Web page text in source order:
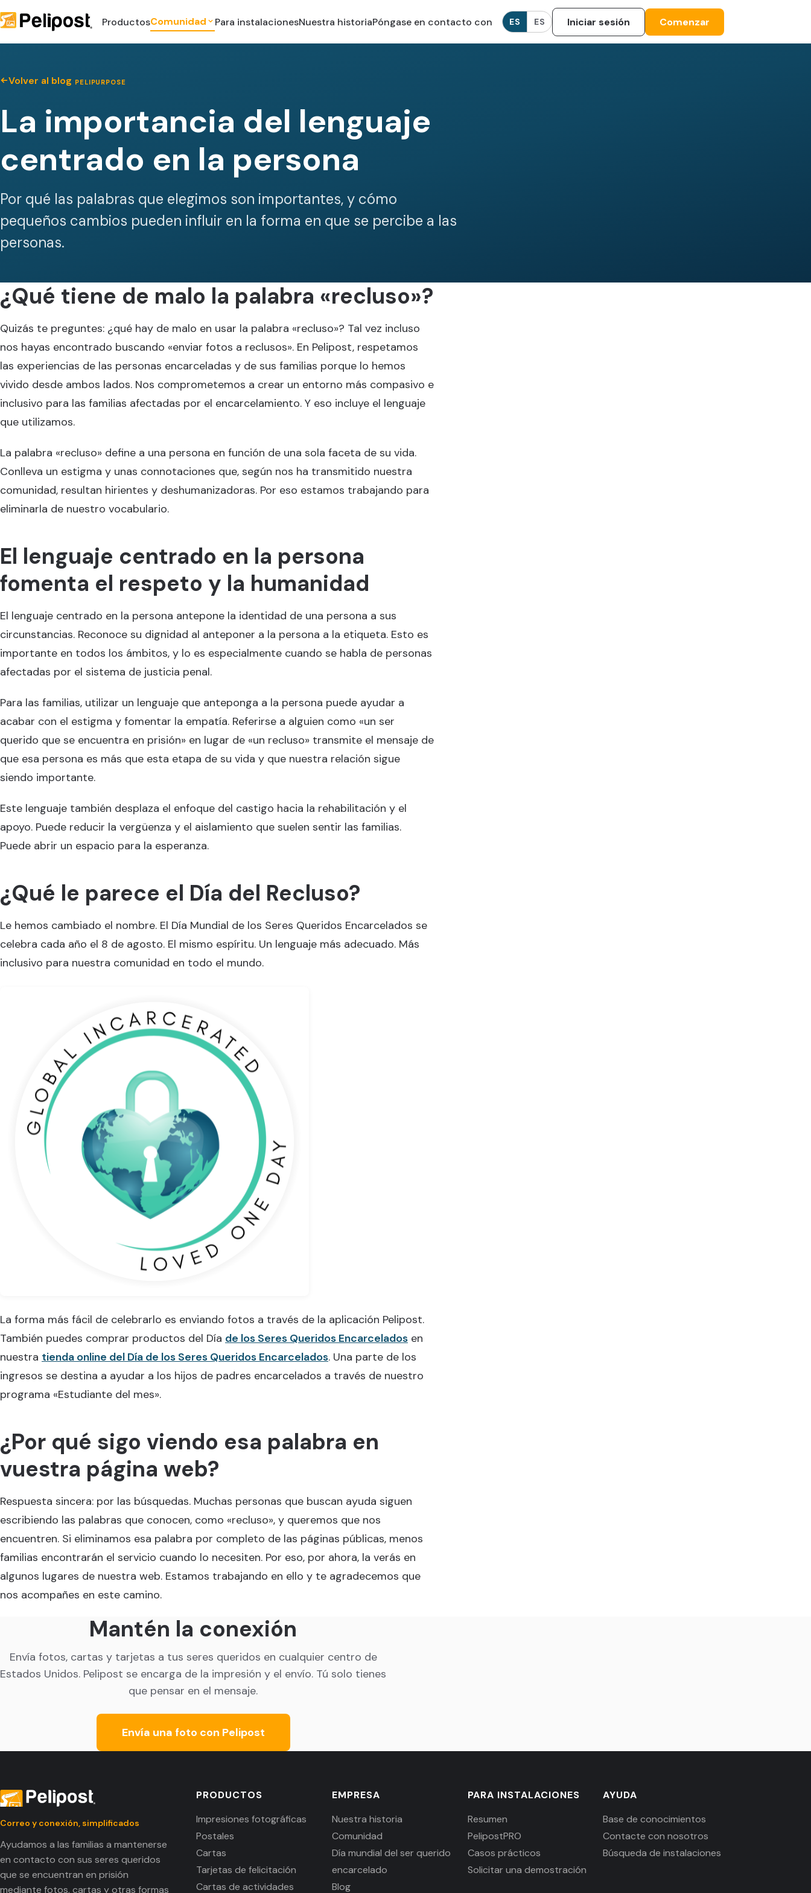
ProductosComunidad Para instalacionesNuestra historiaPóngase en contacto con ES ES Iniciar sesión Comenzar
Volver al blog PELIPURPOSE
La importancia del lenguaje
centrado en la persona
Por qué las palabras que elegimos son importantes, y cómo
pequeños cambios pueden influir en la forma en que se percibe a las
personas.
¿Qué tiene de malo la palabra «recluso»?
Quizás te preguntes: ¿qué hay de malo en usar la palabra «recluso»? Tal vez incluso
nos hayas encontrado buscando «enviar fotos a reclusos». En Pelipost, respetamos
las experiencias de las personas encarceladas y de sus familias porque lo hemos
vivido desde ambos lados. Nos comprometemos a crear un entorno más compasivo e
inclusivo para las familias afectadas por el encarcelamiento. Y eso incluye el lenguaje
que utilizamos.
La palabra «recluso» define a una persona en función de una sola faceta de su vida.
Conlleva un estigma y unas connotaciones que, según nos ha transmitido nuestra
comunidad, resultan hirientes y deshumanizadoras. Por eso estamos trabajando para
eliminarla de nuestro vocabulario.
El lenguaje centrado en la persona
fomenta el respeto y la humanidad
El lenguaje centrado en la persona antepone la identidad de una persona a sus
circunstancias. Reconoce su dignidad al anteponer a la persona a la etiqueta. Esto es
importante en todos los ámbitos, y lo es especialmente cuando se habla de personas
afectadas por el sistema de justicia penal.
Para las familias, utilizar un lenguaje que anteponga a la persona puede ayudar a
acabar con el estigma y fomentar la empatía. Referirse a alguien como «un ser
querido que se encuentra en prisión» en lugar de «un recluso» transmite el mensaje de
que esa persona es más que esta etapa de su vida y que nuestra relación sigue
siendo importante.
Este lenguaje también desplaza el enfoque del castigo hacia la rehabilitación y el
apoyo. Puede reducir la vergüenza y el aislamiento que suelen sentir las familias.
Puede abrir un espacio para la esperanza.
¿Qué le parece el Día del Recluso?
Le hemos cambiado el nombre. El Día Mundial de los Seres Queridos Encarcelados se
celebra cada año el 8 de agosto. El mismo espíritu. Un lenguaje más adecuado. Más
inclusivo para nuestra comunidad en todo el mundo.
La forma más fácil de celebrarlo es enviando fotos a través de la aplicación Pelipost.
También puedes comprar productos del Día de los Seres Queridos Encarcelados en
nuestra tienda online del Día de los Seres Queridos Encarcelados. Una parte de los
ingresos se destina a ayudar a los hijos de padres encarcelados a través de nuestro
programa «Estudiante del mes».
¿Por qué sigo viendo esa palabra en
vuestra página web?
Respuesta sincera: por las búsquedas. Muchas personas que buscan ayuda siguen
escribiendo las palabras que conocen, como «recluso», y queremos que nos
encuentren. Si eliminamos esa palabra por completo de las páginas públicas, menos
familias encontrarán el servicio cuando lo necesiten. Por eso, por ahora, la verás en
algunos lugares de nuestra web. Estamos trabajando en ello y te agradecemos que
nos acompañes en este camino.
Mantén la conexión
Envía fotos, cartas y tarjetas a tus seres queridos en cualquier centro de
Estados Unidos. Pelipost se encarga de la impresión y el envío. Tú solo tienes
que pensar en el mensaje.
Envía una foto con Pelipost
Correo y conexión, simplificados
Ayudamos a las familias a mantenerse
en contacto con sus seres queridos
que se encuentran en prisión
mediante fotos, cartas y otras formas
PRODUCTOS
Impresiones fotográficas
Postales
Cartas
Tarjetas de felicitación
Cartas de actividades
EMPRESA
Nuestra historia
Comunidad
Día mundial del ser querido
encarcelado
Blog
PARA INSTALACIONES
Resumen
PelipostPRO
Casos prácticos
Solicitar una demostración
AYUDA
Base de conocimientos
Contacte con nosotros
Búsqueda de instalaciones